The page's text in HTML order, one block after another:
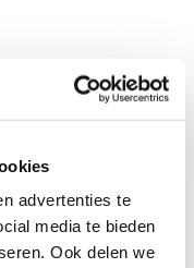
advertenties te
media te bieden
Ook delen we